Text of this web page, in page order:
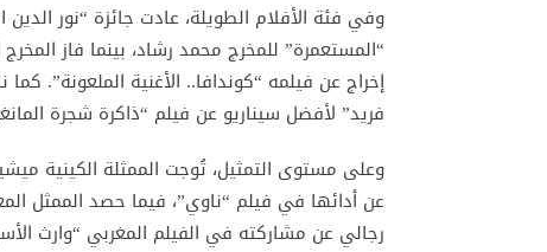
وفي فئة الأفلام الطويلة، عادت جائزة “نور
“المستعمرة” للمخرج محمد رشاد، بينما فاز
إخراج عن فيلمه “كوندافا.. الأغنية الملعونة”.
فريد” لأفضل سيناريو عن فيلم “ذاكرة شجرة
وعلى مستوى التمثيل، تُوجت الممثلة الكينية
عن أدائها في فيلم “ناوي”، فيما حصد الممثل
رجالي عن مشاركته في الفيلم المغربي “وارث